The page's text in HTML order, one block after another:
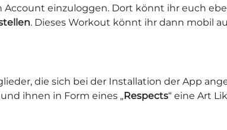
einzuloggen. Dort könnt ihr euch
. Dieses Workout könnt ihr dann mobil
die sich bei der Installation der App
ihnen in Form eines „Respects“ eine Art